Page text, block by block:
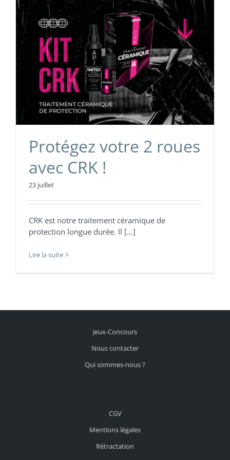
Protégez votre 2 roues
avec CRK !
23 juillet
CRK est notre traitement céramique de
protection longue durée. Il [...]
Lire la suite
Jeux-Concours
Nous contacter
Qui sommes-nous ?
CGV
Mentions légales
Rétractation